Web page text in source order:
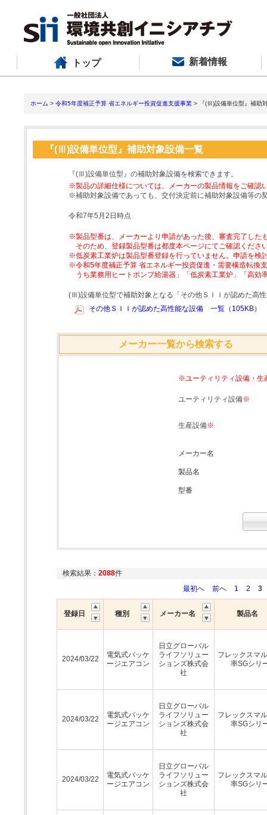
トップ 新着情報
ホーム > 令和5年度補正予算 省エネルギー投資促進支援事業 > 『(Ⅲ)設備単位型』補助
『(Ⅲ)設備単位型』補助対象設備一覧
『(Ⅲ)設備単位型』の補助対象設備を検索できます。
※製品の詳細仕様については、メーカーの製品情報をご確認
※補助対象設備であっても、交付決定前に補助対象設備等の
令和7年5月2日時点
※製品型番は、メーカーより申請があった後、審査完了した
そのため、登録製品型番は都度本ページにてご確認くださ
※低炭素工業炉は製品型番登録を行っていません。申請を検
※令和5年度補正予算 省エネルギー投資促進・需要構造転換
うち業務用ヒートポンプ給湯器」「低炭素工業炉」「高
(Ⅲ)設備単位型で補助対象となる「その他ＳＩＩが認めた高
その他ＳＩＩが認めた高性能な設備 一覧（105KB）
メーカー一覧から検索する
※ユーティリティ設備・生
ユーティリティ設備※
生産設備※
メーカー名
製品名
型番
検索結果： 2088件
最初へ
前へ 1 2 3
登録日 種別 メーカー名 製品名
2024/03/22
電気式パッケ
ージエアコン
日立グローバル
ライフソリュー
ションズ株式会
社
フレックスマ
率SGシリ
2024/03/22
電気式パッケ
ージエアコン
日立グローバル
ライフソリュー
ションズ株式会
社
フレックスマ
率SGシリ
2024/03/22
電気式パッケ
ージエアコン
日立グローバル
ライフソリュー
ションズ株式会
社
フレックスマ
率SGシリ